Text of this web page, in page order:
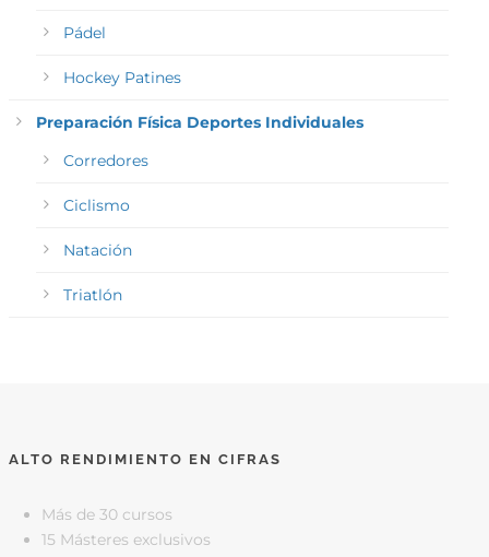
Pádel
Hockey Patines
Preparación Física Deportes Individuales
Corredores
Ciclismo
Natación
Triatlón
ALTO RENDIMIENTO EN CIFRAS
Más de 30 cursos
15 Másteres exclusivos